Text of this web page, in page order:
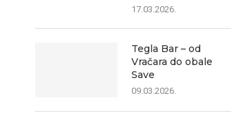
17.03.2026.
Tegla Bar – od
Vračara do obale
Save
09.03.2026.